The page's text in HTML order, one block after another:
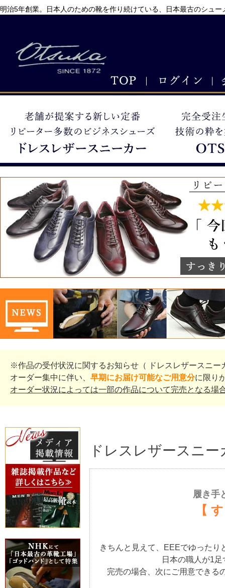
明治5年創業。日本人のための靴を作り続けている、日本最古のシュ
※作品の受付状況に関するお知らせ（ ドレスレザースニー
オーダー集中に伴い、 早期にお届け可能なご用意分に限り
オーダー状況によっては一部の作品について完売となる場
ドレスレザースニ
履き手
【
きちんと見えて、EEEでゆった
日本の職人が1
完売の場合、次にご用意できる